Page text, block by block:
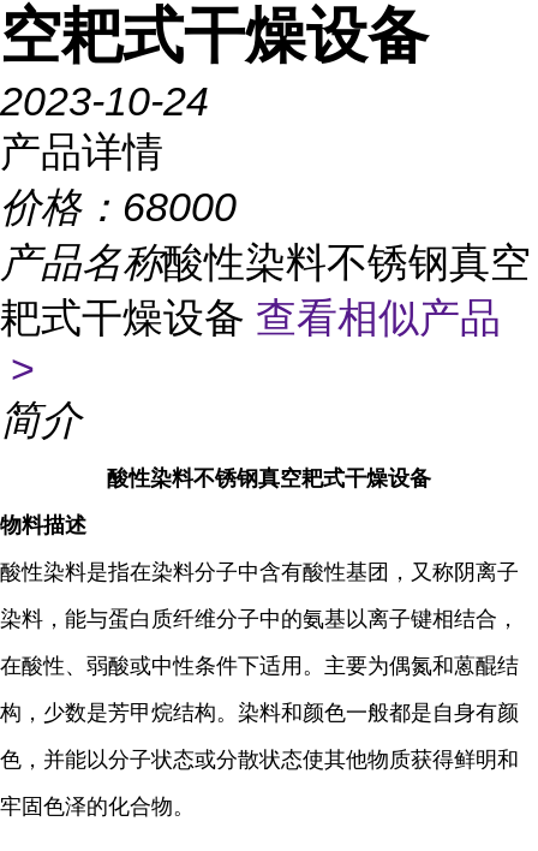
空耙式干燥设备
2023-10-24
产品详情
价格： 68000
产品名称酸性染料不锈钢真空
耙式干燥设备 查看相似产品
>
简介
酸性染料不锈钢真空耙式干燥设备
物料描述
酸性染料是指在染料分子中含有酸性基团，又称阴离子
染料，能与蛋白质纤维分子中的氨基以离子键相结合，
在酸性、弱酸或中性条件下适用。主要为偶氮和蒽醌结
构，少数是芳甲烷结构。染料和颜色一般都是自身有颜
色，并能以分子状态或分散状态使其他物质获得鲜明和
牢固色泽的化合物。